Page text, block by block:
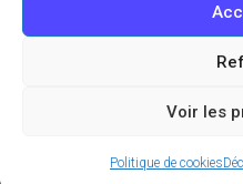
Voir les
Politique de cookies
Politique
Politique